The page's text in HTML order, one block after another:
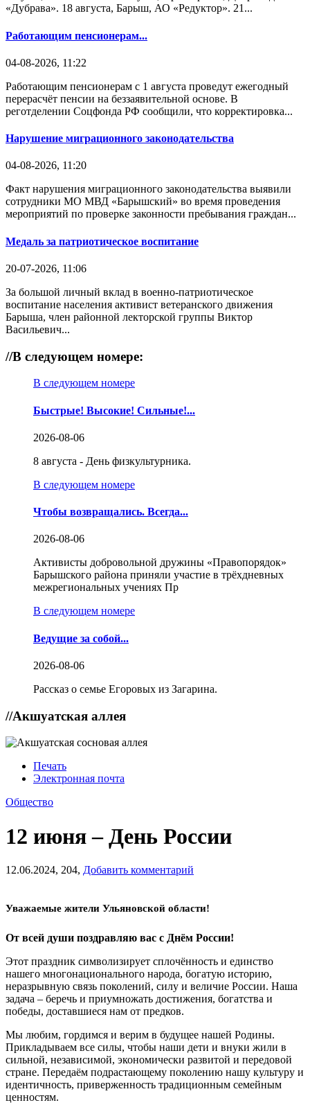
«Дубрава». 18 августа, Барыш, АО «Редуктор». 21...
Работающим пенсионерам...
04-08-2026, 11:22
Работающим пенсионерам с 1 августа проведут ежегодный
перерасчёт пенсии на беззаявительной основе. В
реготделении Соцфонда РФ сообщили, что корректировка...
Нарушение миграционного законодательства
04-08-2026, 11:20
Факт нарушения миграционного законодательства выявили
сотрудники МО МВД «Барышский» во время проведения
мероприятий по проверке законности пребывания граждан...
Медаль за патриотическое воспитание
20-07-2026, 11:06
За большой личный вклад в военно-патриотическое
воспитание населения активист ветеранского движения
Барыша, член районной лекторской группы Виктор
Васильевич...
//В следующем номере:
В следующем номере
Быстрые! Высокие! Сильные!...
2026-08-06
8 августа - День физкультурника.
В следующем номере
Чтобы возвращались. Всегда...
2026-08-06
Активисты добровольной дружины «Правопорядок»
Барышского района приняли участие в трёхдневных
межрегиональных учениях Пр
В следующем номере
Ведущие за собой...
2026-08-06
Рассказ о семье Егоровых из Загарина.
//Акшуатская аллея
Печать
Электронная почта
Общество
12 июня – День России
12.06.2024, 204, Добавить комментарий
Уважаемые жители Ульяновской области!
От всей души поздравляю вас с Днём России!
Этот праздник символизирует сплочённость и единство
нашего многонационального народа, богатую историю,
неразрывную связь поколений, силу и величие России. Наша
задача – беречь и приумножать достижения, богатства и
победы, доставшиеся нам от предков.
Мы любим, гордимся и верим в будущее нашей Родины.
Прикладываем все силы, чтобы наши дети и внуки жили в
сильной, независимой, экономически развитой и передовой
стране. Передаём подрастающему поколению нашу культуру и
идентичность, приверженность традиционным семейным
ценностям.